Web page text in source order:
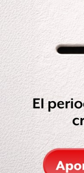
que la operación
propio gobierno
Justicia,
sujeto a una
El caso “Rápido
Washington
diario CBS diera
procurador
liberación de
tráfico ilegal de